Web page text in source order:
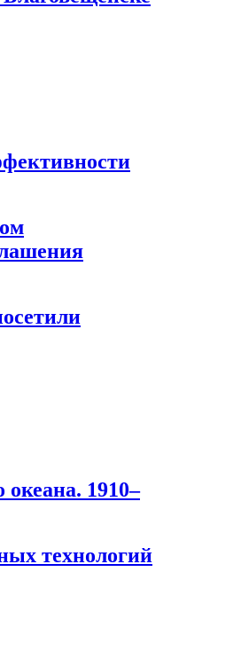
1910–
технологий